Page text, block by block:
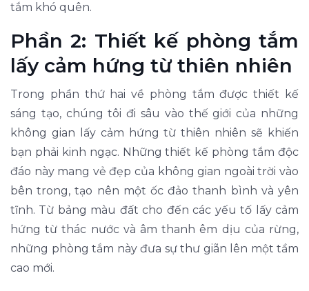
tắm khó quên.
Phần 2: Thiết kế phòng tắm
lấy cảm hứng từ thiên nhiên
Trong phần thứ hai về phòng tắm được thiết kế
sáng tạo, chúng tôi đi sâu vào thế giới của những
không gian lấy cảm hứng từ thiên nhiên sẽ khiến
bạn phải kinh ngạc. Những thiết kế phòng tắm độc
đáo này mang vẻ đẹp của không gian ngoài trời vào
bên trong, tạo nên một ốc đảo thanh bình và yên
tĩnh. Từ bảng màu đất cho đến các yếu tố lấy cảm
hứng từ thác nước và âm thanh êm dịu của rừng,
những phòng tắm này đưa sự thư giãn lên một tầm
cao mới.